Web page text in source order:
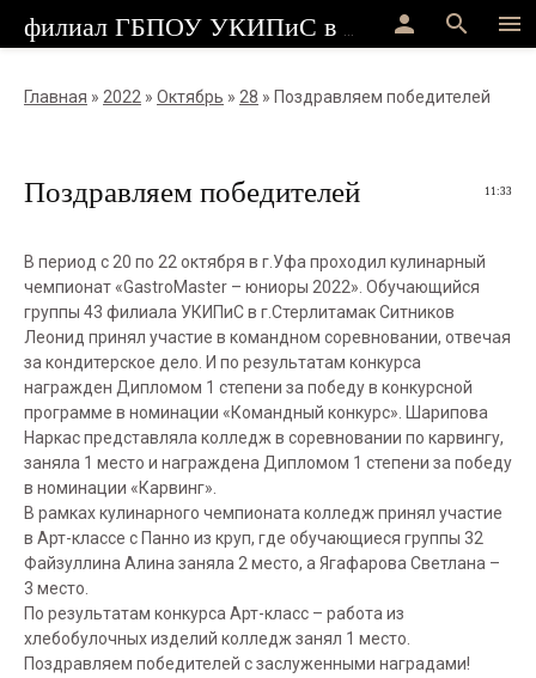
menu
search
person
Главная » 2022 » Октябрь » 28 » Поздравляем победителей
11:33
Поздравляем победителей
В период с 20 по 22 октября в г.Уфа проходил кулинарный
чемпионат «GastroMaster – юниоры 2022». Обучающийся
группы 43 филиала УКИПиС в г.Стерлитамак Ситников
Леонид принял участие в командном соревновании, отвечая
за кондитерское дело. И по результатам конкурса
награжден Дипломом 1 степени за победу в конкурсной
программе в номинации «Командный конкурс». Шарипова
Наркас представляла колледж в соревновании по карвингу,
заняла 1 место и награждена Дипломом 1 степени за победу
в номинации «Карвинг».
В рамках кулинарного чемпионата колледж принял участие
в Арт-классе с Панно из круп, где обучающиеся группы 32
Файзуллина Алина заняла 2 место, а Ягафарова Светлана –
3 место.
По результатам конкурса Арт-класс – работа из
хлебобулочных изделий колледж занял 1 место.
Поздравляем победителей с заслуженными наградами!